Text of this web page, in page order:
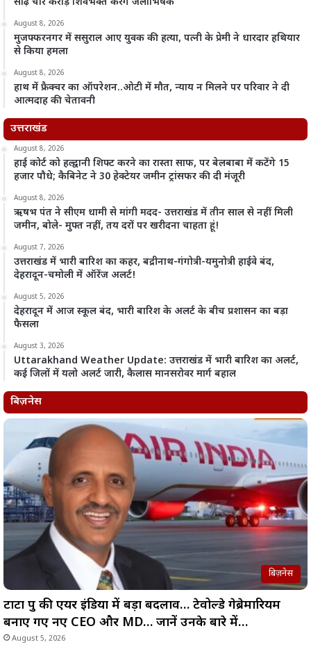
साढ़े चार करोड़ शिवभक्त करेंगे जलाभिषेक
August 8, 2026
मुजफ्फरनगर में ससुराल आए युवक की हत्या, पत्नी के प्रेमी ने धारदार हथियार
से किया हमला
August 8, 2026
हाथ में फ्रैक्चर का ऑपरेशन..ओटी में मौत, न्याय न मिलने पर परिवार ने दी
आत्मदाह की चेतावनी
उत्तराखंड
August 8, 2026
हाई कोर्ट को हल्द्वानी शिफ्ट करने का रास्ता साफ, पर बेलबाबा में कटेंगे 15
हजार पौधे; कैबिनेट ने 30 हेक्टेयर जमीन ट्रांसफर की दी मंजूरी
August 8, 2026
ऋषभ पंत ने सीएम धामी से मांगी मदद- उत्तराखंड में तीन साल से नहीं मिली
जमीन, बोले- मुफ्त नहीं, तय दरों पर खरीदना चाहता हूं!
August 7, 2026
उत्तराखंड में भारी बारिश का कहर, बद्रीनाथ-गंगोत्री-यमुनोत्री हाईवे बंद,
देहरादून-चमोली में ऑरेंज अलर्ट!
August 5, 2026
देहरादून में आज स्कूल बंद, भारी बारिश के अलर्ट के बीच प्रशासन का बड़ा
फैसला
August 3, 2026
Uttarakhand Weather Update: उत्तराखंड में भारी बारिश का अलर्ट,
कई जिलों में यलो अलर्ट जारी, कैलास मानसरोवर मार्ग बहाल
बिज़नेस
बिज़नेस
टाटा ग्रुप की एयर इंडिया में बड़ा बदलाव… टेवोल्डे गेब्रेमारियम
बनाए गए नए CEO और MD… जानें उनके बारे में…
August 5, 2026